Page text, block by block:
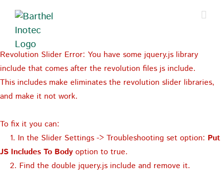
Inhalt
springen
Revolution Slider Error: You have some jquery.js library
include that comes after the revolution files js include.
This includes make eliminates the revolution slider libraries,
and make it not work.
To fix it you can:
1. In the Slider Settings -> Troubleshooting set option: Put
JS Includes To Body option to true.
2. Find the double jquery.js include and remove it.